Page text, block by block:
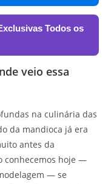
Todos os
veio essa
na culinária das
da mandioca já era
antes da
conhecemos hoje —
— se